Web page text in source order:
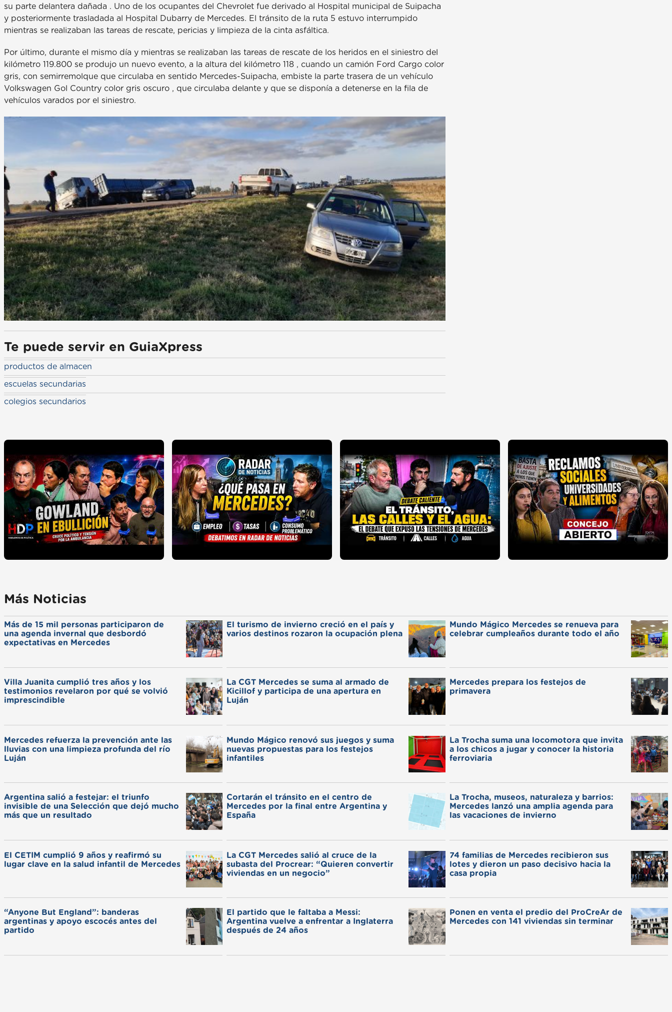
su parte delantera dañada . Uno de los ocupantes del Chevrolet fue derivado al Hospital municipal de Suipacha
y posteriormente trasladada al Hospital Dubarry de Mercedes. El tránsito de la ruta 5 estuvo interrumpido
mientras se realizaban las tareas de rescate, pericias y limpieza de la cinta asfáltica.
Por último, durante el mismo día y mientras se realizaban las tareas de rescate de los heridos en el siniestro del
kilómetro 119.800 se produjo un nuevo evento, a la altura del kilómetro 118 , cuando un camión Ford Cargo color
gris, con semirremolque que circulaba en sentido Mercedes-Suipacha, embiste la parte trasera de un vehículo
Volkswagen Gol Country color gris oscuro , que circulaba delante y que se disponía a detenerse en la fila de
vehículos varados por el siniestro.
Te puede servir en GuiaXpress
productos de almacen
escuelas secundarias
colegios secundarios
Más Noticias
Más de 15 mil personas participaron de
una agenda invernal que desbordó
expectativas en Mercedes
El turismo de invierno creció en el país y
varios destinos rozaron la ocupación plena
Mundo Mágico Mercedes se renueva para
celebrar cumpleaños durante todo el año
Villa Juanita cumplió tres años y los
testimonios revelaron por qué se volvió
imprescindible
La CGT Mercedes se suma al armado de
Kicillof y participa de una apertura en
Luján
Mercedes prepara los festejos de
primavera
Mercedes refuerza la prevención ante las
lluvias con una limpieza profunda del río
Luján
Mundo Mágico renovó sus juegos y suma
nuevas propuestas para los festejos
infantiles
La Trocha suma una locomotora que invita
a los chicos a jugar y conocer la historia
ferroviaria
Argentina salió a festejar: el triunfo
invisible de una Selección que dejó mucho
más que un resultado
Cortarán el tránsito en el centro de
Mercedes por la final entre Argentina y
España
La Trocha, museos, naturaleza y barrios:
Mercedes lanzó una amplia agenda para
las vacaciones de invierno
El CETIM cumplió 9 años y reafirmó su
lugar clave en la salud infantil de Mercedes
La CGT Mercedes salió al cruce de la
subasta del Procrear: “Quieren convertir
viviendas en un negocio”
74 familias de Mercedes recibieron sus
lotes y dieron un paso decisivo hacia la
casa propia
“Anyone But England”: banderas
argentinas y apoyo escocés antes del
partido
El partido que le faltaba a Messi:
Argentina vuelve a enfrentar a Inglaterra
después de 24 años
Ponen en venta el predio del ProCreAr de
Mercedes con 141 viviendas sin terminar